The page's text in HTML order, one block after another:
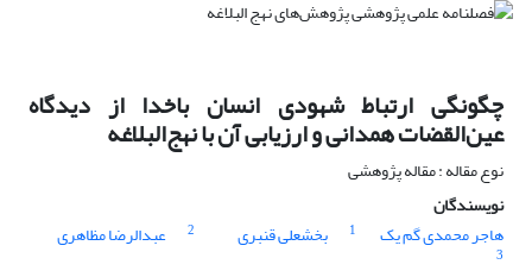
چگونگی ارتباط شهودی انسان باخدا از دیدگاه
عین‌القضات همدانی و ارزیابی آن با نهج‌البلاغه
نوع مقاله : مقاله پژوهشی
نویسندگان
هاجر محمدی گم یک
1 بخشعلی قنبری 2 عبدالرضا مظاهری
3